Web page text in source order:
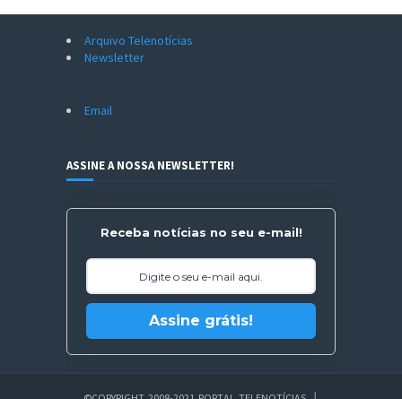
Arquivo Telenotícias
Newsletter
Email
ASSINE A NOSSA NEWSLETTER!
Receba notícias no seu e-mail!
Assine grátis!